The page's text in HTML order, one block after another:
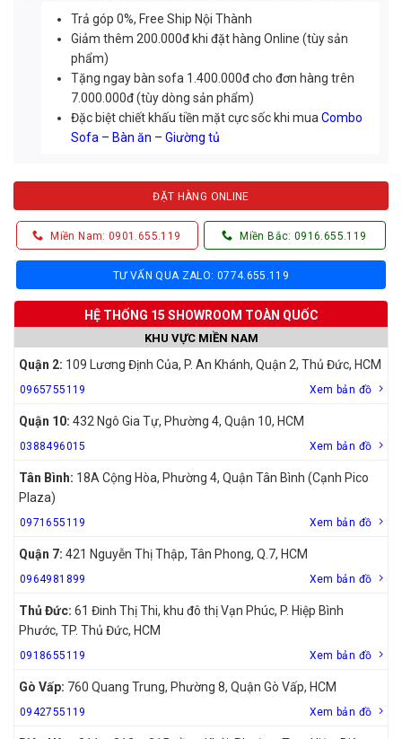
Trả góp 0%, Free Ship Nội Thành
Giảm thêm 200.000đ khi đặt hàng Online (tùy sản
phẩm)
Tặng ngay bàn sofa 1.400.000đ cho đơn hàng trên
7.000.000đ (tùy dòng sản phẩm)
Đặc biệt chiết khấu tiền mặt cực sốc khi muaCombo
Sofa – Bàn ăn – Giường tủ
ĐẶT HÀNG ONLINE
Miền Nam: 0901.655.119 Miền Bắc: 0916.655.119
TƯ VẤN QUA ZALO: 0774.655.119
HỆ THỐNG 15 SHOWROOM TOÀN QUỐC
KHU VỰC MIỀN NAM
Quận 2: 109 Lương Định Của, P. An Khánh, Quận 2, Thủ Đức, HCM
0965755119 Xem bản đồ
Quận 10: 432 Ngô Gia Tự, Phường 4, Quận 10, HCM
0388496015 Xem bản đồ
Tân Bình: 18A Cộng Hòa, Phường 4, Quận Tân Bình (Cạnh Pico
Plaza)
0971655119 Xem bản đồ
Quận 7: 421 Nguyễn Thị Thập, Tân Phong, Q.7, HCM
0964981899 Xem bản đồ
Thủ Đức: 61 Đinh Thị Thi, khu đô thị Vạn Phúc, P. Hiệp Bình
Phước, TP. Thủ Đức, HCM
0918655119 Xem bản đồ
Gò Vấp: 760 Quang Trung, Phường 8, Quận Gò Vấp, HCM
0942755119 Xem bản đồ